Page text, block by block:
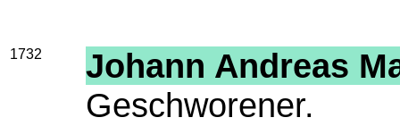
1732
Johann Andreas
Geschworener.